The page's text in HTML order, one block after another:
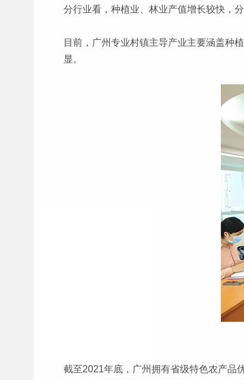
分行业看，种植业、林业产值增长较快，
目前，广州专业村镇主导产业主要涵盖种
显。
截至2021年底，广州拥有省级特色农产品